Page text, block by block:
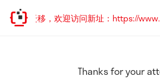
址已迁移，欢迎访问新址：https://
Thanks for your